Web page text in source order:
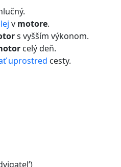
v motore.
s vyšším výkonom.
celý deň.
uprostred cesty.